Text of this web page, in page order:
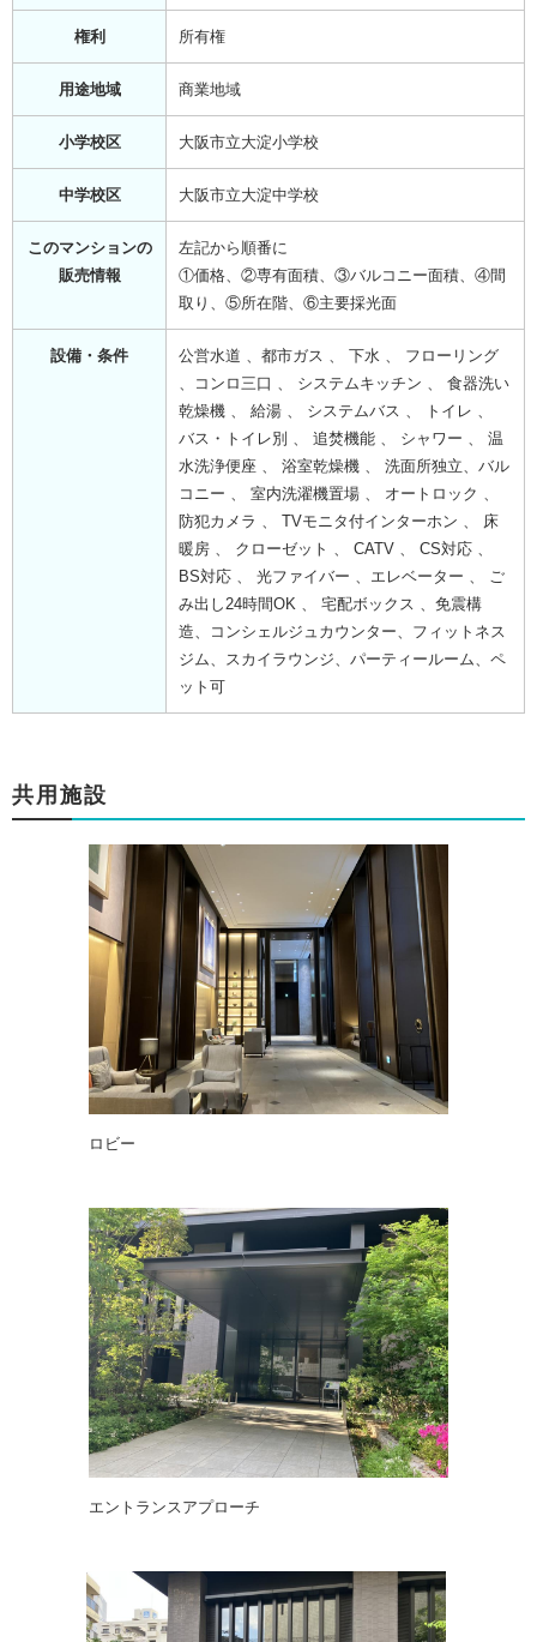
権利 所有権
用途地域 商業地域
小学校区 大阪市立大淀小学校
中学校区 大阪市立大淀中学校
このマンションの
販売情報
左記から順番に
①価格、②専有面積、③バルコニー面積、④間
取り、⑤所在階、⑥主要採光面
設備・条件
公営水道 、都市ガス 、 下水 、 フローリング
、コンロ三口 、 システムキッチン 、 食器洗い
乾燥機 、 給湯 、 システムバス 、 トイレ 、
バス・トイレ別 、 追焚機能 、 シャワー 、 温
水洗浄便座 、 浴室乾燥機 、 洗面所独立、バル
コニー 、 室内洗濯機置場 、 オートロック 、
防犯カメラ 、 TVモニタ付インターホン 、 床
暖房 、 クローゼット 、 CATV 、 CS対応 、
BS対応 、 光ファイバー 、エレベーター 、 ご
み出し24時間OK 、 宅配ボックス 、免震構
造、コンシェルジュカウンター、フィットネス
ジム、スカイラウンジ、パーティールーム、ペ
ット可
共用施設
ロビー
エントランスアプローチ